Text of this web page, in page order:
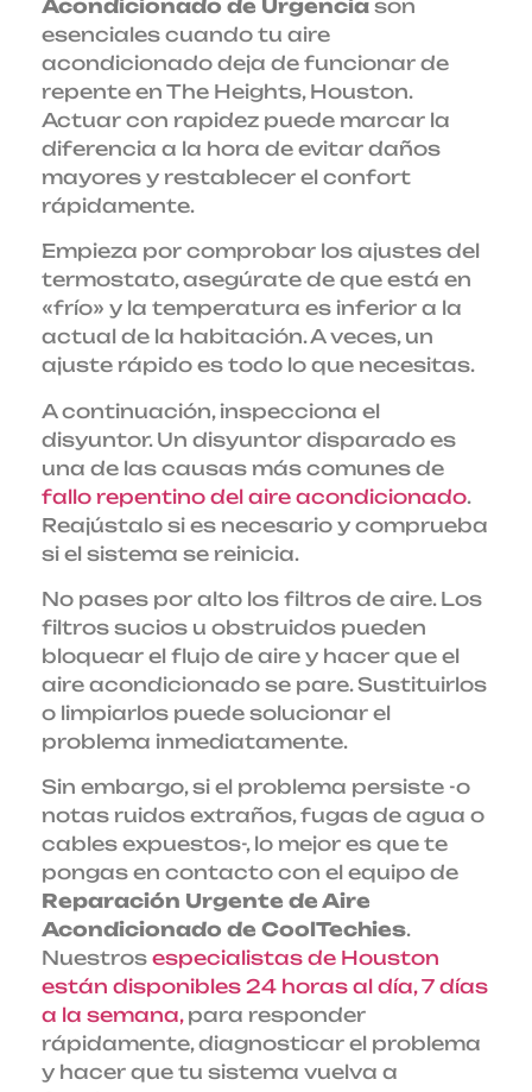
Acondicionado de Urgencia son
esenciales cuando tu aire
acondicionado deja de funcionar de
repente en The Heights, Houston.
Actuar con rapidez puede marcar la
diferencia a la hora de evitar daños
mayores y restablecer el confort
rápidamente.
Empieza por comprobar los ajustes del
termostato, asegúrate de que está en
«frío» y la temperatura es inferior a la
actual de la habitación. A veces, un
ajuste rápido es todo lo que necesitas.
A continuación, inspecciona el
disyuntor. Un disyuntor disparado es
una de las causas más comunes de
fallo repentino del aire acondicionado.
Reajústalo si es necesario y comprueba
si el sistema se reinicia.
No pases por alto los filtros de aire. Los
filtros sucios u obstruidos pueden
bloquear el flujo de aire y hacer que el
aire acondicionado se pare. Sustituirlos
o limpiarlos puede solucionar el
problema inmediatamente.
Sin embargo, si el problema persiste -o
notas ruidos extraños, fugas de agua o
cables expuestos-, lo mejor es que te
pongas en contacto con el equipo de
Reparación Urgente de Aire
Acondicionado de CoolTechies.
Nuestros especialistas de Houston
están disponibles 24 horas al día, 7 días
a la semana,para responder
rápidamente, diagnosticar el problema
y hacer que tu sistema vuelva a